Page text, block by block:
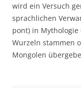
wird ein Versuch
sprachlichen
pont) in
Wurzeln stammen
Mongolen